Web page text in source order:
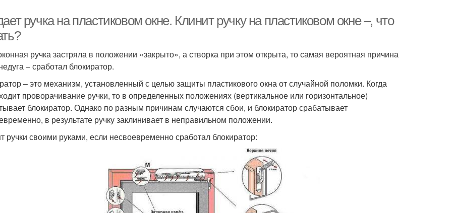
ручка на пластиковом окне. Клинит ручку на пластиковом окне –, что
ручка застряла в положении «закрыто», а створка при этом открыта, то самая вероятная причина
– сработал блокиратор.
– это механизм, установленный с целью защиты пластикового окна от случайной поломки. Когда
проворачивание ручки, то в определенных положениях (вертикальное или горизонтальное)
блокиратор. Однако по разным причинам случаются сбои, и блокиратор срабатывает
в результате ручку заклинивает в неправильном положении.
ручки своими руками, если несвоевременно сработал блокиратор: